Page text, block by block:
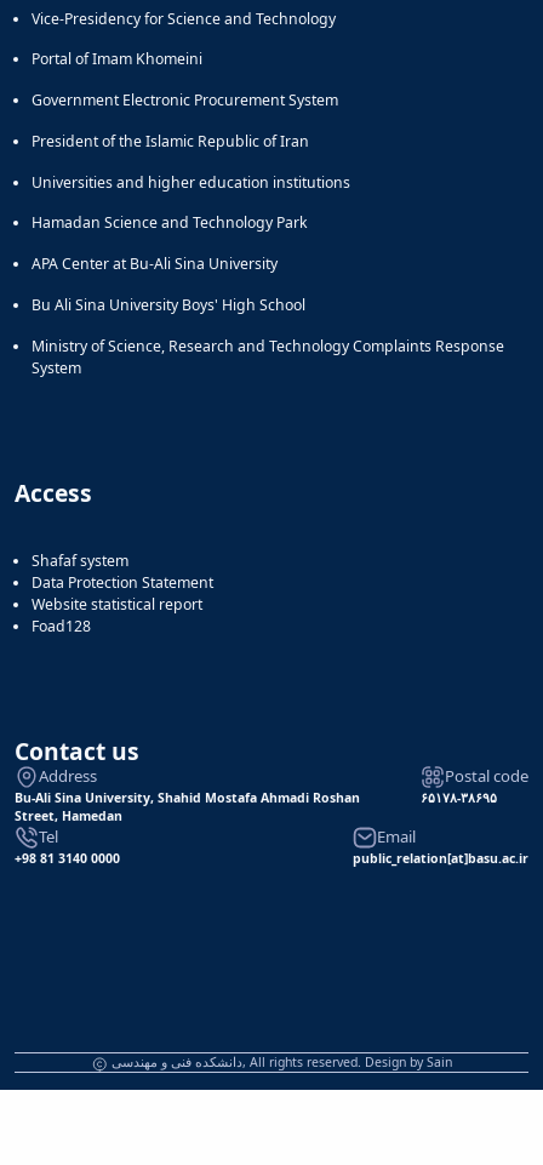
Vice-Presidency for Science and Technology
Portal of Imam Khomeini
Government Electronic Procurement System
President of the Islamic Republic of Iran
Universities and higher education institutions
Hamadan Science and Technology Park
APA Center at Bu-Ali Sina University
Bu Ali Sina University Boys' High School
Ministry of Science, Research and Technology Complaints Response
System
Access
Shafaf system
Data Protection Statement
Website statistical report
Foad128
Contact us
Address
Bu-Ali Sina University, Shahid Mostafa Ahmadi Roshan
Street, Hamedan
Postal code
۶۵۱۷۸-۳۸۶۹۵
Tel
+98 81 3140 0000
Email
public_relation[at]basu.ac.ir
دانشکده فنی و مهندسی, All rights reserved. Design bySain